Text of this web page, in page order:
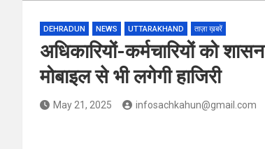
DEHRADUN NEWS UTTARAKHAND ताज़ा ख़बरें
अधिकारियों-कर्मचारियों को
मोबाइल से भी लगेगी हाजिरी
May 21, 2025 infosachkahun@gmail.com